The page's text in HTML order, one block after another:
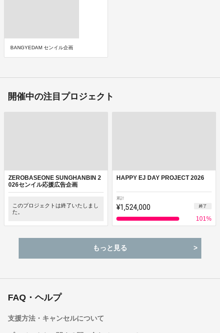
BANGYEDAM センイル企画
開催中の注目プロジェクト
ZEROBASEONE SUNGHANBIN 2
026センイル応援広告企画
このプロジェクトは終了いたしまし
た。
HAPPY EJ DAY PROJECT 2026
累計
¥1,524,000 終了
101 %
もっと見る
FAQ・ヘルプ
支援方法・キャンセルについて